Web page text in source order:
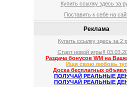
Купить ссылку здесь за
Поставить к себе на
Реклама
Купить ссылку здесь за2
Старт новой игры!!
Раздача бонусов WM на
Ищи свою любовь тут
Доска бесплатных
ПОЛУЧАЙ РЕАЛЬНЫЕ
ПОЛУЧАЙ РЕАЛЬНЫЕ